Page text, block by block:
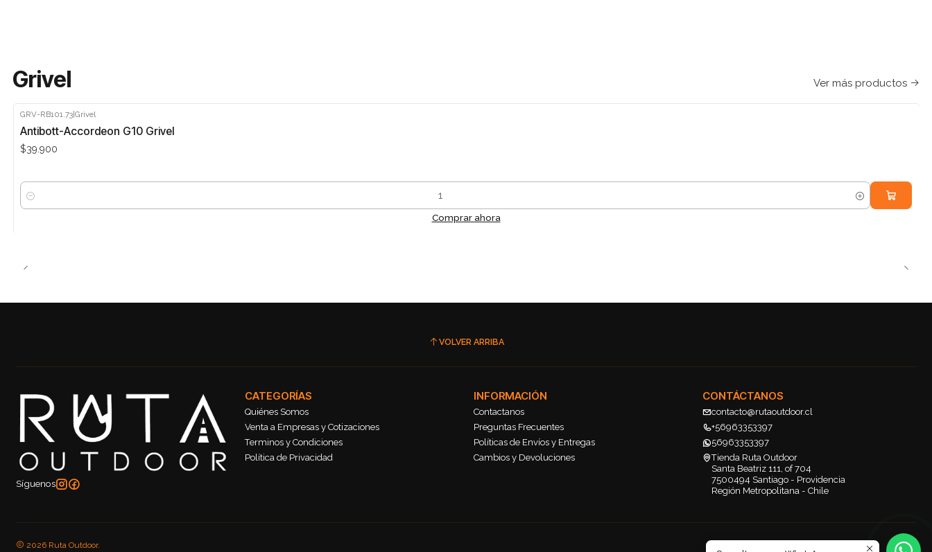
Grivel Ver más productos
GRV-RB101.73| Grivel
Antibott-Accordeon G10 Grivel
$39.900
Cantidad
Comprar ahora
VOLVER ARRIBA
Síguenos
CATEGORÍAS
Quiénes Somos
Venta a Empresas y Cotizaciones
Terminos y Condiciones
Política de Privacidad
INFORMACIÓN
Contactanos
Preguntas Frecuentes
Políticas de Envíos y Entregas
Cambios y Devoluciones
CONTÁCTANOS
contacto@rutaoutdoor.cl
+56963353397
56963353397
Tienda Ruta Outdoor
Santa Beatriz 111, of 704
7500494 Santiago - Providencia
Región Metropolitana - Chile
2026 Ruta Outdoor.